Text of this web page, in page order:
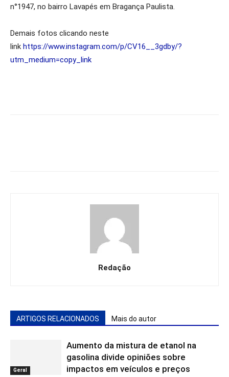
n°1947, no bairro Lavapés em Bragança Paulista.
Demais fotos clicando neste
link https://www.instagram.com/p/CV16__3gdby/?
utm_medium=copy_link
Redação
ARTIGOS RELACIONADOS Mais do autor
Geral
Aumento da mistura de etanol na
gasolina divide opiniões sobre
impactos em veículos e preços